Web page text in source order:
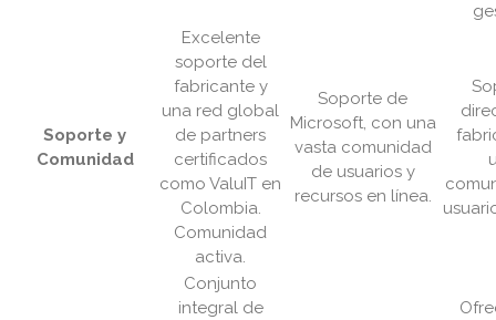
Soporte y
Comunidad
Excelente
soporte del
fabricante y
una red global
de partners
certificados
como ValuIT en
Colombia.
Comunidad
activa.
Soporte de
Microsoft, con una
vasta comunidad
de usuarios y
recursos en línea.
Conjunto
integral de